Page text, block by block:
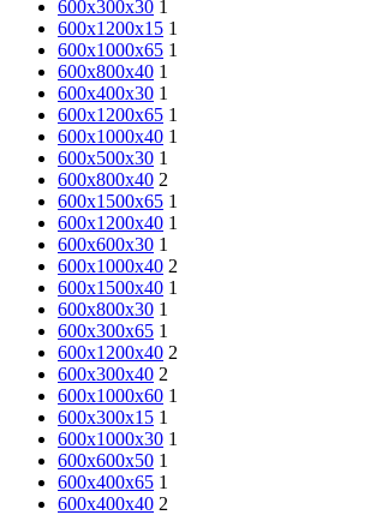
600х300х30 1
600х1200х15 1
600х1000х65 1
600x800x40 1
600х400х30 1
600х1200х65 1
600x1000x40 1
600х500х30 1
600х800х40 2
600х1500х65 1
600x1200x40 1
600х600х30 1
600х1000х40 2
600x1500x40 1
600х800х30 1
600х300х65 1
600х1200х40 2
600х300х40 2
600х1000х60 1
600х300х15 1
600х1000х30 1
600x600x50 1
600х400х65 1
600х400х40 2